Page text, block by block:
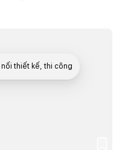
nối thiết kế, thi công